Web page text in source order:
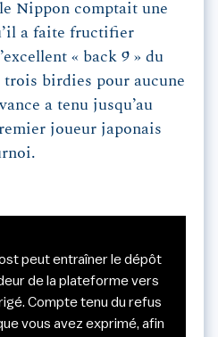
Nippon comptait une
a faite fructifier
« back 9 » du
trois birdies pour aucune
a tenu jusqu’au
joueur japonais
peut entraîner le dépôt
de la plateforme vers
Compte tenu du refus
vous avez exprimé, afin